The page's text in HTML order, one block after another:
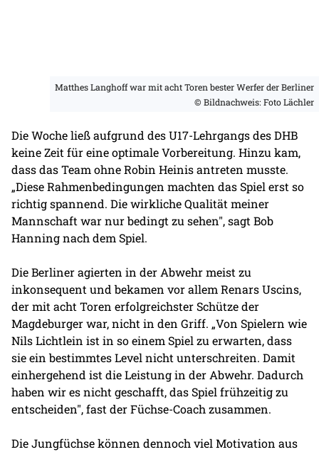
Matthes Langhoff war mit acht Toren bester Werfer der Berliner
© Bildnachweis: Foto Lächler
Die Woche ließ aufgrund des U17-Lehrgangs des DHB
keine Zeit für eine optimale Vorbereitung. Hinzu kam,
dass das Team ohne Robin Heinis antreten musste.
„Diese Rahmenbedingungen machten das Spiel erst so
richtig spannend. Die wirkliche Qualität meiner
Mannschaft war nur bedingt zu sehen", sagt Bob
Hanning nach dem Spiel.
Die Berliner agierten in der Abwehr meist zu
inkonsequent und bekamen vor allem Renars Uscins,
der mit acht Toren erfolgreichster Schütze der
Magdeburger war, nicht in den Griff. „Von Spielern wie
Nils Lichtlein ist in so einem Spiel zu erwarten, dass
sie ein bestimmtes Level nicht unterschreiten. Damit
einhergehend ist die Leistung in der Abwehr. Dadurch
haben wir es nicht geschafft, das Spiel frühzeitig zu
entscheiden", fast der Füchse-Coach zusammen.
Die Jungfüchse können dennoch viel Motivation aus